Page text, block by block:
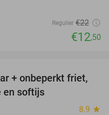
Regulier €22
€12,50
32%
+ onbeperkt friet,
en softijs
8.9 star